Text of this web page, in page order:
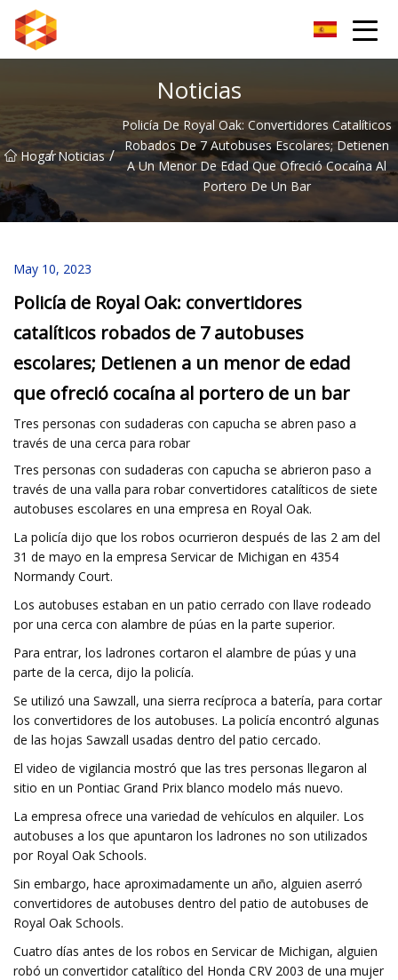
Noticias
Hogar
/ Noticias /
Policía De Royal Oak: Convertidores Catalíticos
Robados De 7 Autobuses Escolares; Detienen
A Un Menor De Edad Que Ofreció Cocaína Al
Portero De Un Bar
May 10, 2023
Policía de Royal Oak: convertidores
catalíticos robados de 7 autobuses
escolares; Detienen a un menor de edad
que ofreció cocaína al portero de un bar
Tres personas con sudaderas con capucha se abren paso a
través de una cerca para robar
Tres personas con sudaderas con capucha se abrieron paso a
través de una valla para robar convertidores catalíticos de siete
autobuses escolares en una empresa en Royal Oak.
La policía dijo que los robos ocurrieron después de las 2 am del
31 de mayo en la empresa Servicar de Michigan en 4354
Normandy Court.
Los autobuses estaban en un patio cerrado con llave rodeado
por una cerca con alambre de púas en la parte superior.
Para entrar, los ladrones cortaron el alambre de púas y una
parte de la cerca, dijo la policía.
Se utilizó una Sawzall, una sierra recíproca a batería, para cortar
los convertidores de los autobuses. La policía encontró algunas
de las hojas Sawzall usadas dentro del patio cercado.
El video de vigilancia mostró que las tres personas llegaron al
sitio en un Pontiac Grand Prix blanco modelo más nuevo.
La empresa ofrece una variedad de vehículos en alquiler. Los
autobuses a los que apuntaron los ladrones no son utilizados
por Royal Oak Schools.
Sin embargo, hace aproximadamente un año, alguien aserró
convertidores de autobuses dentro del patio de autobuses de
Royal Oak Schools.
Cuatro días antes de los robos en Servicar de Michigan, alguien
robó un convertidor catalítico del Honda CRV 2003 de una mujer